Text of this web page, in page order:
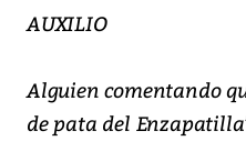
AUXILIO
Alguien comentando
de pata del